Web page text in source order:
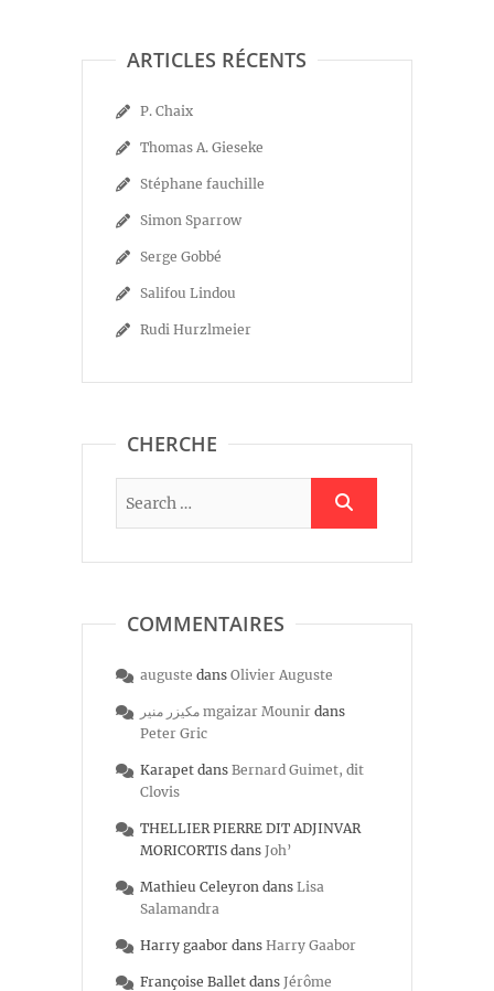
ARTICLES RÉCENTS
P. Chaix
Thomas A. Gieseke
Stéphane fauchille
Simon Sparrow
Serge Gobbé
Salifou Lindou
Rudi Hurzlmeier
CHERCHE
COMMENTAIRES
auguste dans Olivier Auguste
مكيزر منير mgaizar Mounir dans
Peter Gric
Karapet dans Bernard Guimet, dit
Clovis
THELLIER PIERRE DIT ADJINVAR
MORICORTIS dans Joh’
Mathieu Celeyron dans Lisa
Salamandra
Harry gaabor dans Harry Gaabor
Françoise Ballet dans Jérôme